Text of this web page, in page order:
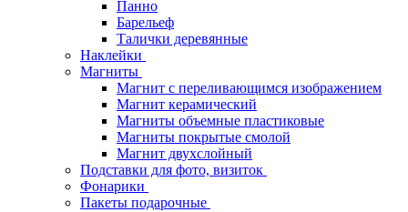
Панно
Барельеф
Талички деревянные
Наклейки
Магниты
Магнит с переливающимся изображением
Магнит керамический
Магниты объемные пластиковые
Магниты покрытые смолой
Магнит двухслойный
Подставки для фото, визиток
Фонарики
Пакеты подарочные